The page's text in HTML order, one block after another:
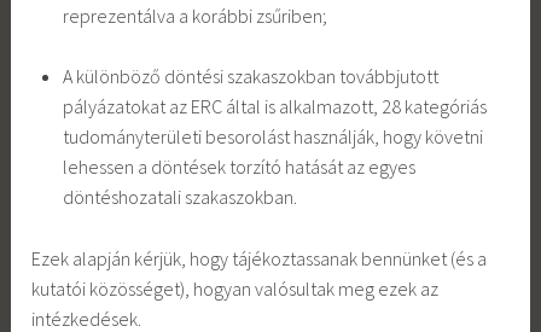
reprezentálva a korábbi zsűriben;
A különböző döntési szakaszokban továbbjutott
pályázatokat az ERC által is alkalmazott, 28 kategóriás
tudományterületi besorolást használják, hogy követni
lehessen a döntések torzító hatását az egyes
döntéshozatali szakaszokban.
Ezek alapján kérjük, hogy tájékoztassanak bennünket (és a
kutatói közösséget), hogyan valósultak meg ezek az
intézkedések.